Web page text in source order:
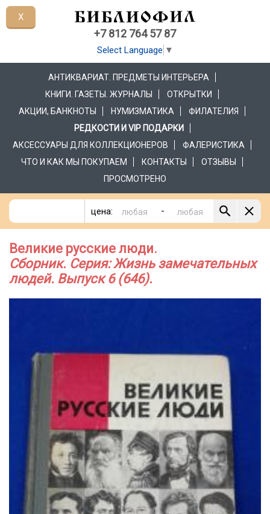
+7 812 764 57 87
Select Language ▼
АНТИКВАРИАТ. ПРЕДМЕТЫ ИНТЕРЬЕРА
КНИГИ. ГАЗЕТЫ. ЖУРНАЛЫ
ОТКРЫТКИ
АКЦИИ, БАНКНОТЫ
НУМИЗМАТИКА
ФИЛАТЕЛИЯ
РЕДКОСТИ И VIP ПОДАРКИ
АКСЕССУАРЫ ДЛЯ КОЛЛЕКЦИОНЕРОВ
ФАЛЕРИСТИКА
ЧТО И КАК МЫ ПОКУПАЕМ
КОНТАКТЫ
ОТЗЫВЫ
ПРОСМОТРЕНО
цена: -
Великие русские люди.
Сборник. Серия: Жизнь замечательных
людей. Выпуск 6 (646).
X